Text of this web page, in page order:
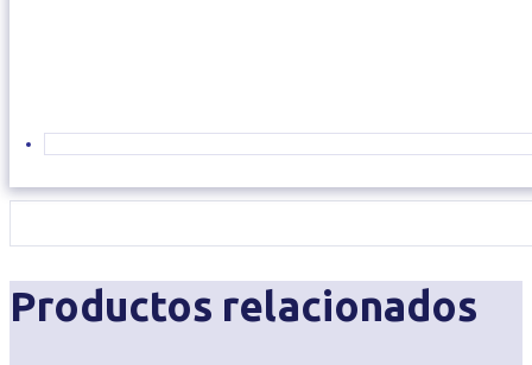
Productos relacionados